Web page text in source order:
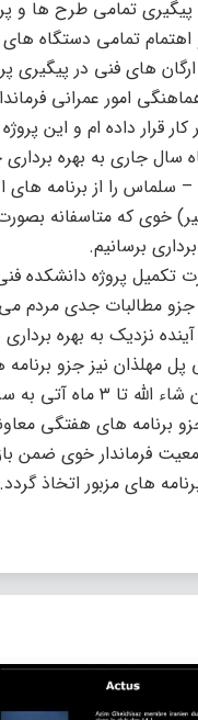
تمامی طرح ها و
اهتمام تمامی دستگاه
فنی در پیگیری
امور عمرانی
قرار داده ام و این
سال جاری به بهره
ی ۲۰ کیلومتر از جاده خوی –
ورزشگاه ۵ هزار نفری (هفت
مطالبات جدی مردم
نزدیک به بهره
مهلذان نیز جزو
خواهند رسید.
برنامه های هفتگی
فرماندار خوی ضمن
های مزبور اتخاذ گردد.